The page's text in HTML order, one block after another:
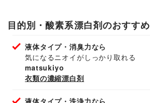
目的別・酸素系漂白剤のおすすめ
液体タイプ・消臭力なら
気になるニオイがしっかり取れる
matsukiyo
衣類の濃縮漂白剤